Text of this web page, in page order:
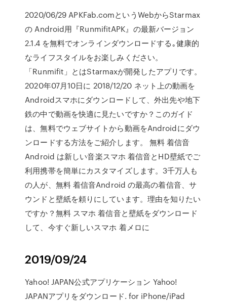
2020/06/29 APKFab.comというWebからStarmax
の Android用『RunmifitAPK』の最新バージョン
2.1.4 を無料でオンラインダウンロードする｡健康的
なライフスタイルをお楽しみください。
「Runmifit」とはStarmaxが開発したアプリです。
2020年07月10日に 2018/12/20 ネット上の動画を
Androidスマホにダウンロードして、外出先や地下
鉄の中で動画を快適に見たいですか？このガイド
は、無料でウェブサイトから動画をAndroidにダウ
ンロードする方法をご紹介します。 無料 着信音
Android は新しい音楽スマホ 着信音とHD壁紙でご
利用携帯を簡単にカスタマイズします。3千万人も
の人が、無料 着信音Android の最高の着信音、サ
ウンドと壁紙を頼りにしています。理由を知りたい
ですか？無料 スマホ 着信音と壁紙をダウンロード
して、今すぐ新しいスマホ 着メロに
2019/09/24
Yahoo! JAPAN公式アプリケーション Yahoo!
JAPANアプリをダウンロード. for iPhone/iPad